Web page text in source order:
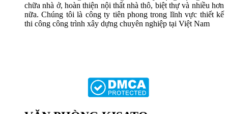
chữa nhà ở, hoàn thiện nội thất nhà thô, biệt thự và nhiều hơn
nữa. Chúng tôi là công ty tiên phong trong lĩnh vực thiết kế
thi công công trình xây dựng chuyên nghiệp tại Việt Nam